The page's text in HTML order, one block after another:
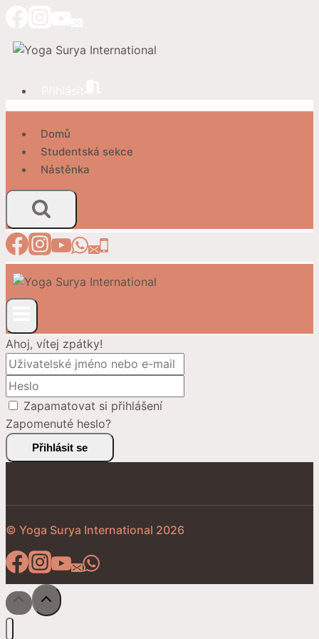
obsah
Domů
Studentská sekce
Nástěnka
Ahoj, vítej zpátky!
Zapamatovat si přihlášení
Zapomenuté heslo?
Přihlásit se
© Yoga Surya International 2026